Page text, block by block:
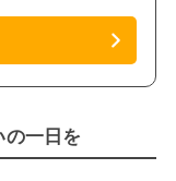
一日を